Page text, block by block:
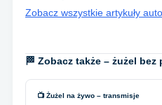
Zobacz wszystkie artykuły
🏁 Zobacz także – żużel bez
📺 Żużel na żywo – transmisje